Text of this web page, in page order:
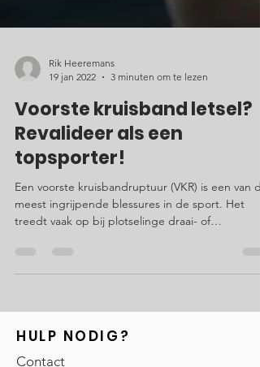
19 jan 2022
3 minuten om te lezen
Voorste kruisband letsel?
Revalideer als een
topsporter!
Een voorste kruisbandruptuur (VKR) is een van de
meest ingrijpende blessures in de sport. Het
meniscus of kraakbeen, wat van grote invloed is
op het revalidatieproces en de uiteindelijke
HULP NODIG?